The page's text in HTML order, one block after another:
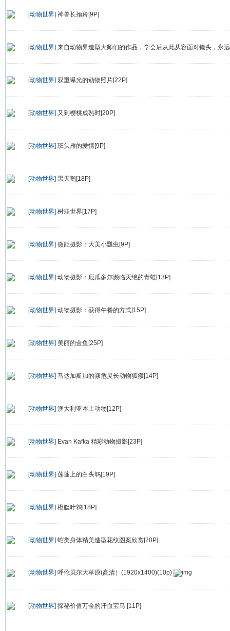
[动物世界] 神兽长颈羚[9P]
[动物世界] 来自动物界造型大师们的作品，学会后从此从容面对镜头，永
[动物世界] 双重曝光的动物照片[22P]
[动物世界] 又到樱桃成熟时[20P]
[动物世界] 班头雁的爱情[9P]
[动物世界] 黑天鹅[18P]
[动物世界] 树蛙世界[17P]
[动物世界] 微距摄影：大美小瓢虫[9P]
[动物世界] 动物摄影：厄瓜多尔濒临灭绝的青蛙[13P]
[动物世界] 动物摄影：获得午餐的方式[15P]
[动物世界] 美丽的金鱼[25P]
[动物世界] 马达加斯加的濒危灵长动物狐猴[14P]
[动物世界] 澳大利亚本土动物[12P]
[动物世界] Evan Kafka 精彩动物摄影[23P]
[动物世界] 莲蓬上的白头鹎[19P]
[动物世界] 橙腹叶鹎[18P]
[动物世界] 蛇类身体精美造型花纹图案欣赏[20P]
[动物世界] 呼伦贝尔大草原(高清）(1920x1400)(10p)
[动物世界] 探秘价值万金的汗血宝马 [11P]